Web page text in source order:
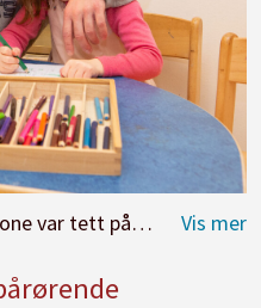
venner og ha en normal hverdag i barnehagen.